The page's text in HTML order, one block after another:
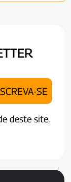
deste site.